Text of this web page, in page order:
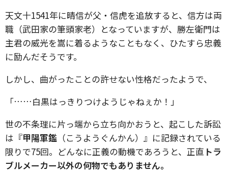
天文十1541年に晴信が父・信虎を追放すると、信方は両
職（武田家の筆頭家老）となっていますが、勝左衛門は
主君の威光を嵩に着るようなこともなく、ひたすら忠義
に励んだそうです。
しかし、曲がったことの許せない性格だったようで、
「……白黒はっきりつけようじゃねぇか！」
世の不条理に片っ端から立ち向かおうと、起こした訴訟
は『甲陽軍鑑 （こうようぐんかん）』に記録されている
限りで75回。どんなに正義の動機であろうと、正直 トラ
ブルメーカー以外の何物でもありません。